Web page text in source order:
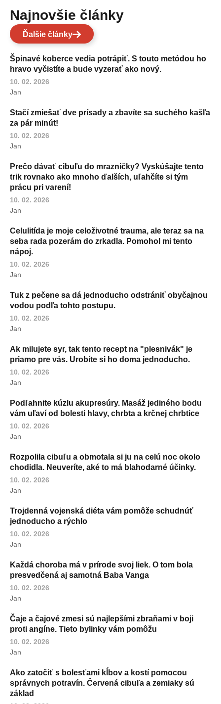
Najnovšie články
Ďalšie články
Špinavé koberce vedia potrápiť. S touto metódou ho
hravo vyčistíte a bude vyzerať ako nový.
10. 02. 2026
Jan
Stačí zmiešať dve prísady a zbavíte sa suchého kašľa
za pár minút!
10. 02. 2026
Jan
Prečo dávať cibuľu do mrazničky? Vyskúšajte tento
trik rovnako ako mnoho ďalších, uľahčíte si tým
prácu pri varení!
10. 02. 2026
Jan
Celulitída je moje celoživotné trauma, ale teraz sa na
seba rada pozerám do zrkadla. Pomohol mi tento
nápoj.
10. 02. 2026
Jan
Tuk z pečene sa dá jednoducho odstrániť obyčajnou
vodou podľa tohto postupu.
10. 02. 2026
Jan
Ak milujete syr, tak tento recept na "plesnivák" je
priamo pre vás. Urobíte si ho doma jednoducho.
10. 02. 2026
Jan
Podľahnite kúzlu akupresúry. Masáž jediného bodu
vám uľaví od bolesti hlavy, chrbta a krčnej chrbtice
10. 02. 2026
Jan
Rozpolila cibuľu a obmotala si ju na celú noc okolo
chodidla. Neuveríte, aké to má blahodarné účinky.
10. 02. 2026
Jan
Trojdenná vojenská diéta vám pomôže schudnúť
jednoducho a rýchlo
10. 02. 2026
Jan
Každá choroba má v prírode svoj liek. O tom bola
presvedčená aj samotná Baba Vanga
10. 02. 2026
Jan
Čaje a čajové zmesi sú najlepšími zbraňami v boji
proti angíne. Tieto bylinky vám pomôžu
10. 02. 2026
Jan
Ako zatočiť s bolesťami kĺbov a kostí pomocou
správnych potravín. Červená cibuľa a zemiaky sú
základ